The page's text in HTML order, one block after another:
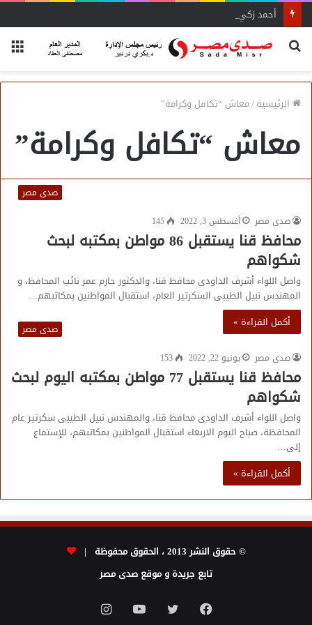
أحمد زكي: مبادرة “مصر تنطلق بالتصدير”
بحث
الرئيسية/معاش “تكافل وكرامة”
معاش “تكافل وكرامة”
صدى مصر
صدى مصر
أغسطس 3, 2022 145
محافظ قنا يستقبل 86 مواطن بمكتبه لبحث
شكواهم
واصل اللواء أشرف الداودى محافظ قنا، والدكتور حازم عمر نائب المحافظ، و
المهندس نبيل الطيبى السكرتير العام، استقبال المواطنين بمكاتبهم…
أكمل القراءة »
صدى مصر
صدى مصر
يونيو 22, 2022 153
محافظ قنا يستقبل 77 مواطن بمكتبه اليوم لبحث
شكواهم
واصل اللواء أشرف الداودى محافظ قنا، والمهندس نبيل الطيبى سكرتير عام
المحافظة، صباح اليوم الاربعاء استقبال المواطنين بمكاتبهم، للإستماع
إلى…
أكمل القراءة »
© حقوق النشر 2013 ، الحقوق محفوظة |
تابع جريدة و موقع صدى مصر
فيسبوك تويتر يوتيوبانستقرام